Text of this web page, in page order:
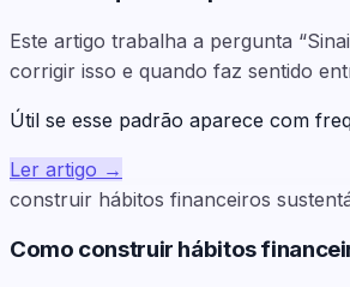
Este artigo trabalha a pergunta
corrigir isso e quando faz sentido
Útil se esse padrão aparece com
Ler artigo →
construir hábitos financeiros
Como construir hábitos